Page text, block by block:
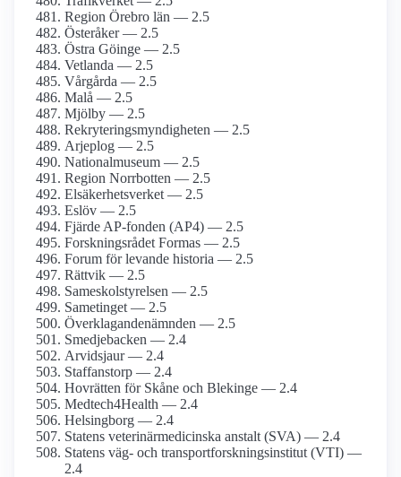
Region Örebro län — 2.5
Österåker — 2.5
Östra Göinge — 2.5
Vetlanda — 2.5
Vårgårda — 2.5
Malå — 2.5
Mjölby — 2.5
Rekryteringsmyndigheten — 2.5
Arjeplog — 2.5
Nationalmuseum — 2.5
Region Norrbotten — 2.5
Elsäkerhetsverket — 2.5
Eslöv — 2.5
Fjärde AP-fonden (AP4) — 2.5
Forskningsrådet Formas — 2.5
Forum för levande historia — 2.5
Rättvik — 2.5
Sameskolstyrelsen — 2.5
Sametinget — 2.5
Överklagandenämnden — 2.5
Smedjebacken — 2.4
Arvidsjaur — 2.4
Staffanstorp — 2.4
Hovrätten för Skåne och Blekinge — 2.4
Medtech4Health — 2.4
Helsingborg — 2.4
Statens veterinärmedicinska anstalt (SVA) — 2.4
Statens väg- och transportforskningsinstitut (VTI) —
2.4